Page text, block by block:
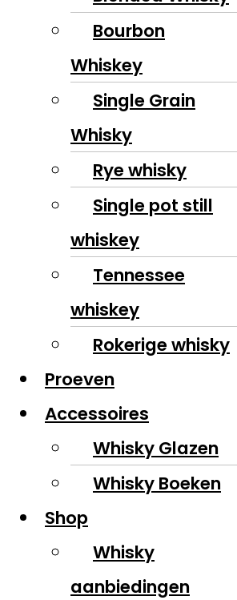
Bourbon
Whiskey
Single Grain
Whisky
Rye whisky
Single pot still
whiskey
Tennessee
whiskey
Rokerige whisky
Proeven
Accessoires
Whisky Glazen
Whisky Boeken
Shop
Whisky
aanbiedingen